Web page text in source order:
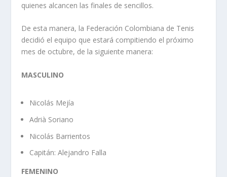
quienes alcancen las finales de sencillos.
De esta manera, la Federación Colombiana de Tenis
decidió el equipo que estará compitiendo el próximo
mes de octubre, de la siguiente manera:
MASCULINO
Nicolás Mejía
Adrià Soriano
Nicolás Barrientos
Capitán: Alejandro Falla
FEMENINO